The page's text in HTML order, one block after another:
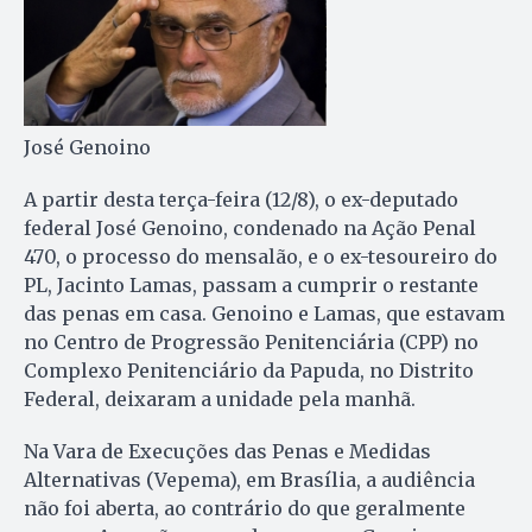
José Genoino
A partir desta terça-feira (12/8), o ex-deputado
federal José Genoino, condenado na Ação Penal
470, o processo do mensalão, e o ex-tesoureiro do
PL, Jacinto Lamas, passam a cumprir o restante
das penas em casa. Genoino e Lamas, que estavam
no Centro de Progressão Penitenciária (CPP) no
Complexo Penitenciário da Papuda, no Distrito
Federal, deixaram a unidade pela manhã.
Na Vara de Execuções das Penas e Medidas
Alternativas (Vepema), em Brasília, a audiência
não foi aberta, ao contrário do que geralmente